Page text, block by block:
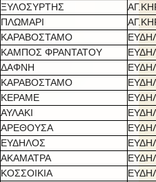
ΞΥΛΟΣΥΡΤΗΣ
ΠΛΩΜΑΡΙ
ΚΑΡΑΒΟΣΤΑΜΟ
ΚΑΜΠΟΣ ΦΡΑΝΤΑΤΟΥ
ΔΑΦΝΗ
ΚΑΡΑΒΟΣΤΑΜΟ
ΚΕΡΑΜΕ
ΑΥΛΑΚΙ
ΑΡΕΘΟΥΣΑ
ΕΥΔΗΛΟΣ
ΑΚΑΜΑΤΡΑ
ΚΟΣΣΟΙΚΙΑ